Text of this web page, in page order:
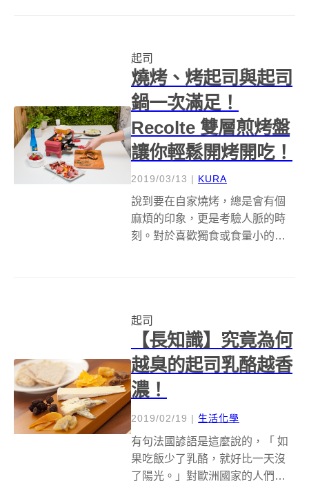
現了一間同樣走的是迴轉路線的
餐廳&nbsp;...
起司
燒烤、烤起司與起司
鍋一次滿足！
Recolte 雙層煎烤盤
讓你輕鬆開烤開吃！
2019/03/13 | KURA
說到要在自家燒烤，總是會有個
麻煩的印象，更是考驗人脈的時
刻。對於喜歡獨食或食量小的單
了。 產品特色多精緻小巧的日本
品牌 Re...
起司
【長知識】究竟為何
越臭的起司乳酪越香
濃！
2019/02/19 | 生活化學
有句法國諺語是這麼說的，「 如
果吃飯少了乳酪，就好比一天沒
了陽光。」對歐洲國家的人們來